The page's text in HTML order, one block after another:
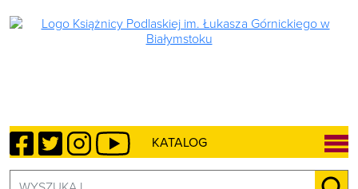
KATALOG
Facebook
TwitterInstagram
YouTube